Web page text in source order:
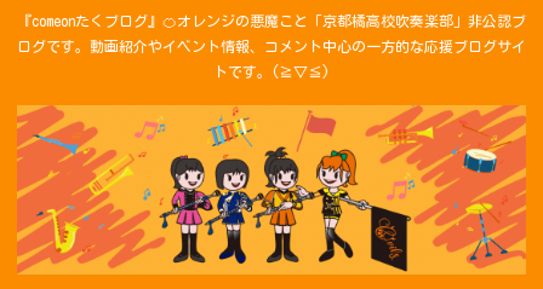
『comeonたくブログ』🍊オレンジの悪魔こと「京都橘高校吹奏楽部」非公認ブ
ログです。動画紹介やイベント情報、コメント中心の一方的な応援ブログサイ
トです。(≧▽≦)